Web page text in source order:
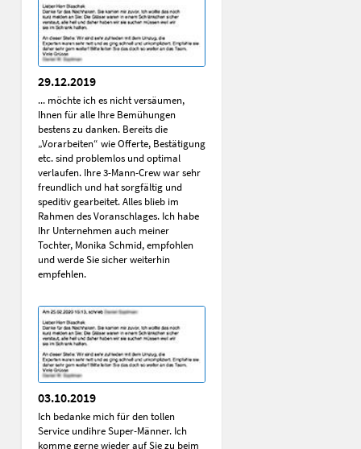
29.12.2019
... möchte ich es nicht versäumen,
Ihnen für alle Ihre Bemühungen
bestens zu danken. Bereits die
„Vorarbeiten“ wie Offerte, Bestätigung
etc. sind problemlos und optimal
verlaufen. Ihre 3-Mann-Crew war sehr
freundlich und hat sorgfältig und
speditiv gearbeitet. Alles blieb im
Rahmen des Voranschlages. Ich habe
Ihr Unternehmen auch meiner
Tochter, Monika Schmid, empfohlen
und werde Sie sicher weiterhin
empfehlen.
03.10.2019
Ich bedanke mich für den tollen
Service undihre Super-Männer. Ich
komme gerne wieder auf Sie zu beim